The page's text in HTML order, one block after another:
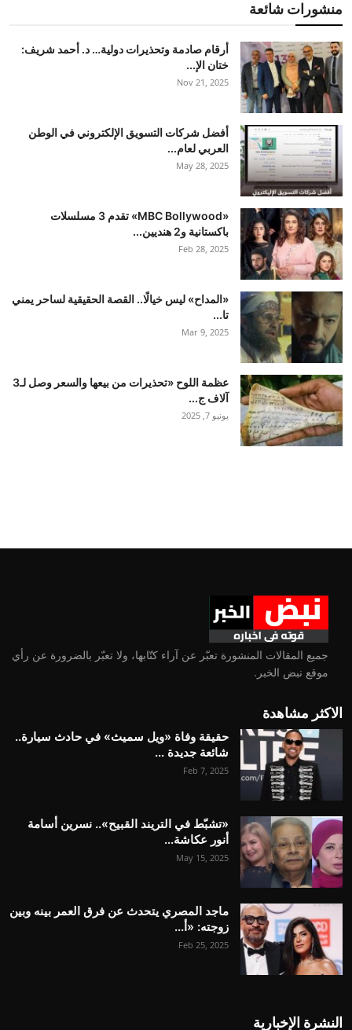
منشورات شائعة
أرقام صادمة وتحذيرات دولية… د. أحمد شريف:
ختان الإ...
Nov 21, 2025
أفضل شركات التسويق الإلكتروني في الوطن
العربي لعام...
May 28, 2025
«MBC Bollywood» تقدم 3 مسلسلات
باكستانية و2 هنديين...
Feb 28, 2025
«المداح» ليس خيالًا.. القصة الحقيقية لساحر يمني
تا...
Mar 9, 2025
عظمة اللوح «تحذيرات من بيعها والسعر وصل لـ3
آلاف ج...
يونيو 7, 2025
جميع المقالات المنشورة تعبّر عن آراء كتّابها، ولا تعبّر بالضرورة عن رأي
موقع نبض الخبر.
الاكثر مشاهدة
حقيقة وفاة «ويل سميث» في حادث سيارة..
شائعة جديدة ...
Feb 7, 2025
«تشبّط في التريند القبيح».. نسرين أسامة
أنور عكاشة...
May 15, 2025
ماجد المصري يتحدث عن فرق العمر بينه وبين
زوجته: «أ...
Feb 25, 2025
النشرة الإخبارية